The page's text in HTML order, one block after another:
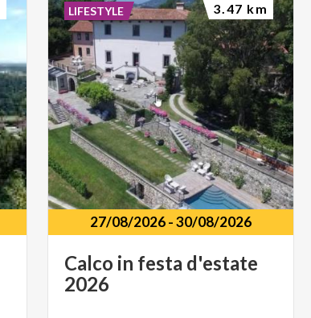
27/08/2026-30/08/2026
Calco in festa d'estate
2026
LIFESTYLE 3.47 km